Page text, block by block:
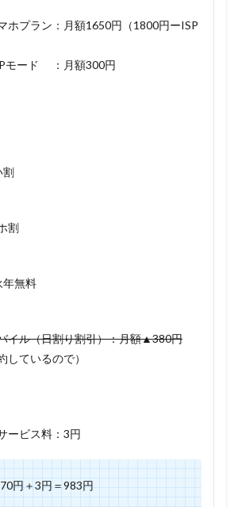
ホプラン：月額1650円（1800円ーISP
モード ：月額300円
割
割
年無料
イル（日割り割引）：月額▲380円
しているので）
サービス料：3円
円＋3円＝983円